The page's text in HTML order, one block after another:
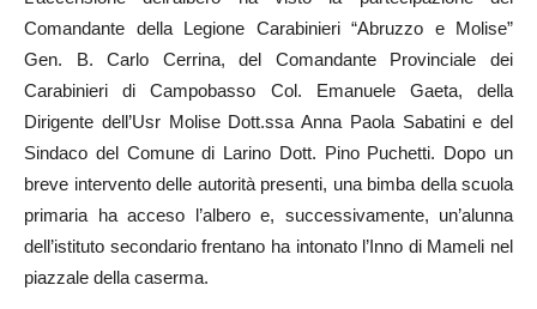
Comandante della Legione Carabinieri “Abruzzo e Molise”
Gen. B. Carlo Cerrina, del Comandante Provinciale dei
Carabinieri di Campobasso Col. Emanuele Gaeta, della
Dirigente dell’Usr Molise Dott.ssa Anna Paola Sabatini e del
Sindaco del Comune di Larino Dott. Pino Puchetti. Dopo un
breve intervento delle autorità presenti, una bimba della scuola
primaria ha acceso l’albero e, successivamente, un’alunna
dell’istituto secondario frentano ha intonato l’Inno di Mameli nel
piazzale della caserma.